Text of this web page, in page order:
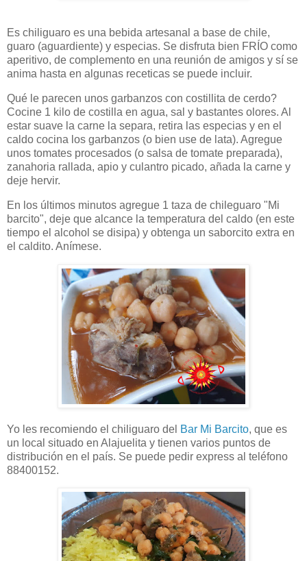
Es chiliguaro es una bebida artesanal a base de chile,
guaro (aguardiente) y especias. Se disfruta bien FRÍO como
aperitivo, de complemento en una reunión de amigos y sí se
anima hasta en algunas receticas se puede incluir.
Qué le parecen unos garbanzos con costillita de cerdo?
Cocine 1 kilo de costilla en agua, sal y bastantes olores. Al
estar suave la carne la separa, retira las especias y en el
caldo cocina los garbanzos (o bien use de lata). Agregue
unos tomates procesados (o salsa de tomate preparada),
zanahoria rallada, apio y culantro picado, añada la carne y
deje hervir.
En los últimos minutos agregue 1 taza de chileguaro "Mi
barcito", deje que alcance la temperatura del caldo (en este
tiempo el alcohol se disipa) y obtenga un saborcito extra en
el caldito. Anímese.
Yo les recomiendo el chiliguaro del Bar Mi Barcito, que es
un local situado en Alajuelita y tienen varios puntos de
distribución en el país. Se puede pedir express al teléfono
88400152.